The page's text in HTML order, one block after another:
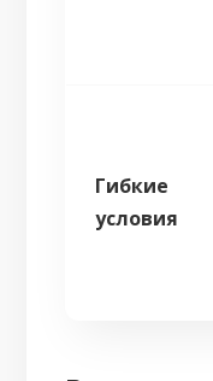
Гибкие
условия